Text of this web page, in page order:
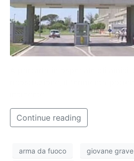
Continue reading
arma da fuoco giovane grave